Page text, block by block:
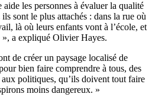
les personnes à évaluer la qualité
sont le plus attachés : dans la rue où
là où leurs enfants vont à l’école, et
a expliqué Olivier Hayes.
de créer un paysage localisé de
bien faire comprendre à tous, des
politiques, qu’ils doivent tout faire
moins dangereux. »